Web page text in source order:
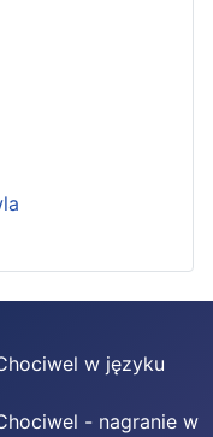
w języku
- nagranie w